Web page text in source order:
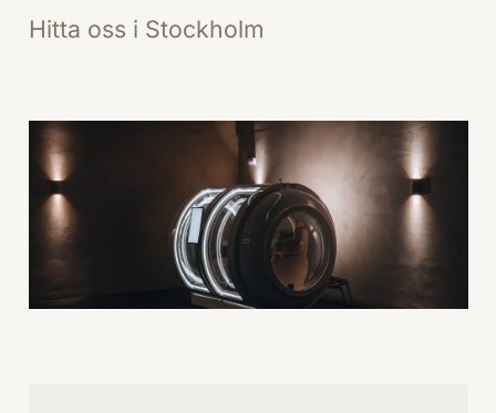
Hitta oss i Stockholm